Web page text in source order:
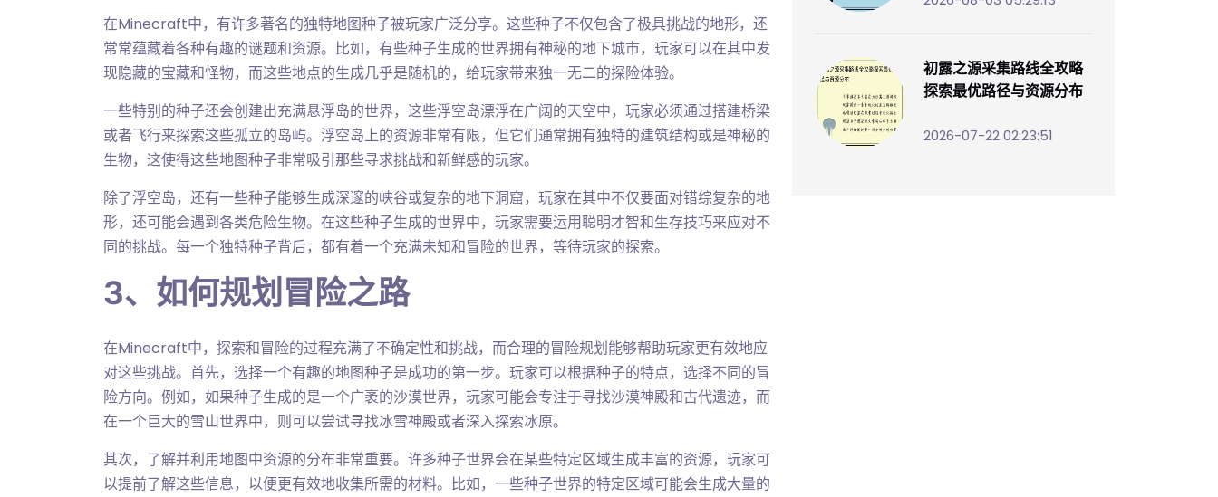
在Minecraft中，有许多著名的独特地图种子被玩家广泛分享。这些种子不仅包含了极具挑战的地形，还
常常蕴藏着各种有趣的谜题和资源。比如，有些种子生成的世界拥有神秘的地下城市，玩家可以在其中发
现隐藏的宝藏和怪物，而这些地点的生成几乎是随机的，给玩家带来独一无二的探险体验。
一些特别的种子还会创建出充满悬浮岛的世界，这些浮空岛漂浮在广阔的天空中，玩家必须通过搭建桥梁
或者飞行来探索这些孤立的岛屿。浮空岛上的资源非常有限，但它们通常拥有独特的建筑结构或是神秘的
生物，这使得这些地图种子非常吸引那些寻求挑战和新鲜感的玩家。
除了浮空岛，还有一些种子能够生成深邃的峡谷或复杂的地下洞窟，玩家在其中不仅要面对错综复杂的地
形，还可能会遇到各类危险生物。在这些种子生成的世界中，玩家需要运用聪明才智和生存技巧来应对不
同的挑战。每一个独特种子背后，都有着一个充满未知和冒险的世界，等待玩家的探索。
3、如何规划冒险之路
在Minecraft中，探索和冒险的过程充满了不确定性和挑战，而合理的冒险规划能够帮助玩家更有效地应
对这些挑战。首先，选择一个有趣的地图种子是成功的第一步。玩家可以根据种子的特点，选择不同的冒
险方向。例如，如果种子生成的是一个广袤的沙漠世界，玩家可能会专注于寻找沙漠神殿和古代遗迹，而
在一个巨大的雪山世界中，则可以尝试寻找冰雪神殿或者深入探索冰原。
其次，了解并利用地图中资源的分布非常重要。许多种子世界会在某些特定区域生成丰富的资源，玩家可
以提前了解这些信息，以便更有效地收集所需的材料。比如，一些种子世界的特定区域可能会生成大量的
初露之源采集路线全攻略
探索最优路径与资源分布
2026-07-22 02:23:51